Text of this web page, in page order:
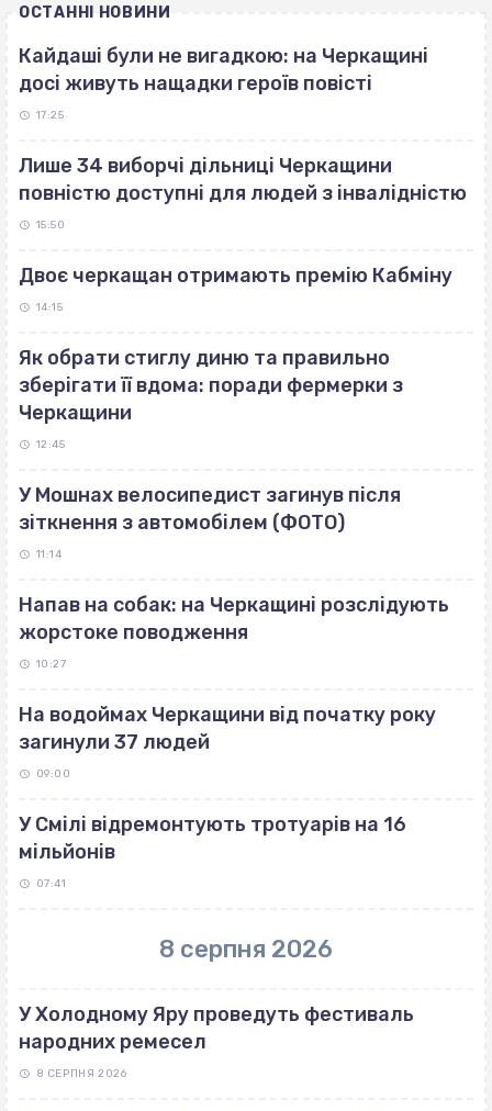
ОСТАННІ НОВИНИ
Кайдаші були не вигадкою: на Черкащині
досі живуть нащадки героїв повісті
17:25
Лише 34 виборчі дільниці Черкащини
повністю доступні для людей з інвалідністю
15:50
Двоє черкащан отримають премію Кабміну
14:15
Як обрати стиглу диню та правильно
зберігати її вдома: поради фермерки з
Черкащини
12:45
У Мошнах велосипедист загинув після
зіткнення з автомобілем (ФОТО)
11:14
Напав на собак: на Черкащині розслідують
жорстоке поводження
10:27
На водоймах Черкащини від початку року
загинули 37 людей
09:00
У Смілі відремонтують тротуарів на 16
мільйонів
07:41
8 серпня 2026
У Холодному Яру проведуть фестиваль
народних ремесел
8 СЕРПНЯ 2026